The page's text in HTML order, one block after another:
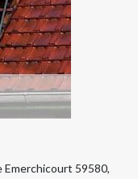
59580,